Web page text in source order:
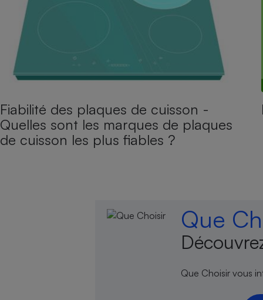
Fiabilité des plaques de cuisson -
Quelles sont les marques de plaques
de cuisson les plus fiables ?
Que
Que Choisir vous